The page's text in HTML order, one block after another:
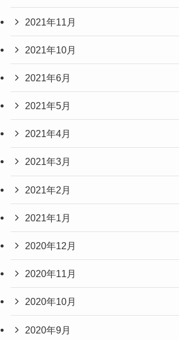
2021年11月
2021年10月
2021年6月
2021年5月
2021年4月
2021年3月
2021年2月
2021年1月
2020年12月
2020年11月
2020年10月
2020年9月